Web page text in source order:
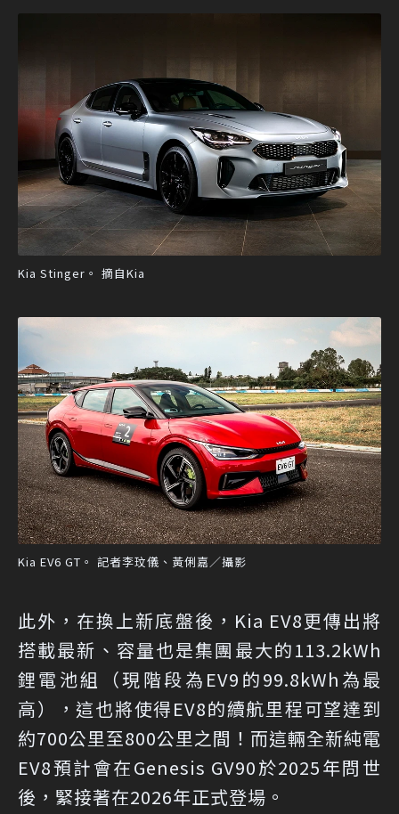
Kia Stinger。 摘自Kia
Kia EV6 GT。 記者李玟儀、黃俐嘉／攝影
此外，在換上新底盤後，Kia EV8更傳出將
搭載最新、容量也是集團最大的113.2kWh
鋰電池組（現階段為EV9的99.8kWh為最
高），這也將使得EV8的續航里程可望達到
約700公里至800公里之間！而這輛全新純電
EV8預計會在Genesis GV90於2025年問世
後，緊接著在2026年正式登場。